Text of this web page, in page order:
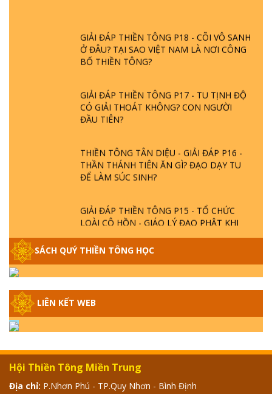
GIẢI ĐÁP THIỀN TÔNG P18 - CÕI VÔ SANH
Ở ĐÂU? TẠI SAO VIỆT NAM LÀ NƠI CÔNG
BỐ THIỀN TÔNG?
GIẢI ĐÁP THIỀN TÔNG P17 - TU TỊNH ĐỘ
CÓ GIẢI THOÁT KHÔNG? CON NGƯỜI
ĐẦU TIÊN?
THIỀN TÔNG TÂN DIỆU - GIẢI ĐÁP P16 -
THẦN THÁNH TIÊN ĂN GÌ? ĐẠO DẠY TU
ĐỂ LÀM SÚC SINH?
GIẢI ĐÁP THIỀN TÔNG P15 - TỔ CHỨC
LOÀI CÔ HỒN - GIÁO LÝ ĐẠO PHẬT KHI
NÀO XUẤT BẢN
GIẢI ĐÁP THIỀN TÔNG ĐẶC BIỆT - P14 -
NGUỒN GỐC ÂM LỊCH DƯƠNG LỊCH -
GIẢI ĐÁP THIỀN TÔNG ĐẶC BIỆT - P13 -
CON NGƯỜI TU THÀNH PHẬT ĐƯỢC
SỰ THẬT VỀ ĐẠI HỒNG THỦY? TRỜI ĐÁNH
SÁCH QUÝ THIỀN TÔNG HỌC
LIÊN KẾT WEB
Hội Thiền Tông Miền Trung
Địa chỉ: P.Nhơn Phú - TP.Quy Nhơn - Bình Định